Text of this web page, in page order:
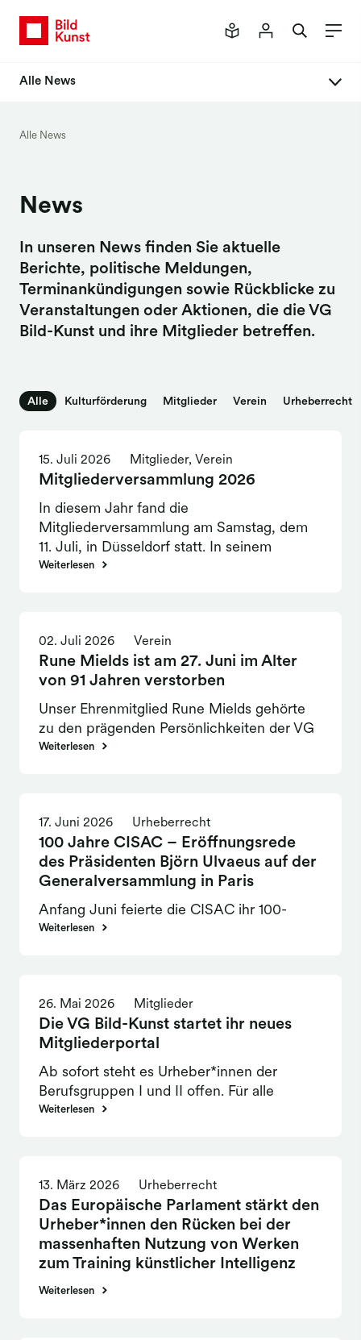
Alle News
Alle News
News
In unseren News finden Sie aktuelle
Berichte, politische Meldungen,
Terminankündigungen sowie Rückblicke zu
Veranstaltungen oder Aktionen, die die VG
Bild-Kunst und ihre Mitglieder betreffen.
Kulturförderung Mitglieder Verein Urheberrecht
Alle
15. Juli 2026 Mitglieder, Verein
Mitgliederversammlung 2026
In diesem Jahr fand die
Mitgliederversammlung am Samstag, dem
11. Juli, in Düsseldorf statt. In seinem
Geschäftsbericht zog Urban Pappi
werden. Dies setze voraus, dass neue,
kollektiv zu verwaltende Erlösquellen vom
Gesetzgeber robust ausgestaltet würden.
Gerichtsverfahren, die teilweise länger als
zehn Jahre in Anspruch nehmen, seien für
die Urheber*innen nicht hinzunehmen.
Weiterlesen
02. Juli 2026 Verein
Rune Mields ist am 27. Juni im Alter
von 91 Jahren verstorben
Unser Ehrenmitglied Rune Mields gehörte
zu den prägenden Persönlichkeiten der VG
Bild-Kunst, für die sie mit Unterbrechungen
Weiterlesen
17. Juni 2026 Urheberrecht
100 Jahre CISAC – Eröffnungsrede
des Präsidenten Björn Ulvaeus auf der
Generalversammlung in Paris
Anfang Juni feierte die CISAC ihr 100-
jähriges Bestehen in Paris. Auf der
KI, die wir hier in deutscher Übersetzung
vollständig veröffentlichen.
Weiterlesen
26. Mai 2026 Mitglieder
Die VG Bild-Kunst startet ihr neues
Mitgliederportal
Ab sofort steht es Urheber*innen der
Berufsgruppen I und II offen. Für alle
anderen wird es in Kürze geöffnet. Zum
Weiterlesen
13. März 2026 Urheberrecht
Das Europäische Parlament stärkt den
Urheber*innen den Rücken bei der
massenhaften Nutzung von Werken
zum Training künstlicher Intelligenz
Am 6. März 2026 hat das Europäische
Weiterlesen